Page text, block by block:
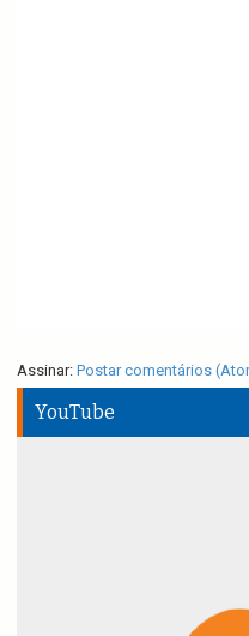
Assinar: Postar comentários
YouTube